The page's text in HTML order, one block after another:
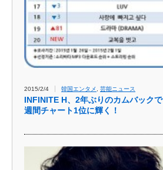
2015/2/4 韓国エンタメ 芸能ニュース
INFINITE H、2年ぶりのカムバックで
週間チャート1位に輝く！